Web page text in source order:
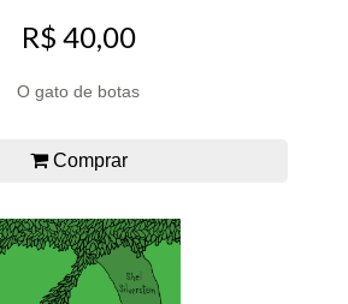
R$ 40,00
O gato de botas
Comprar